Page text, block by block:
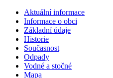
Aktuální informace
Informace o obci
Základní údaje
Historie
Současnost
Odpady
Vodné a stočné
Mapa